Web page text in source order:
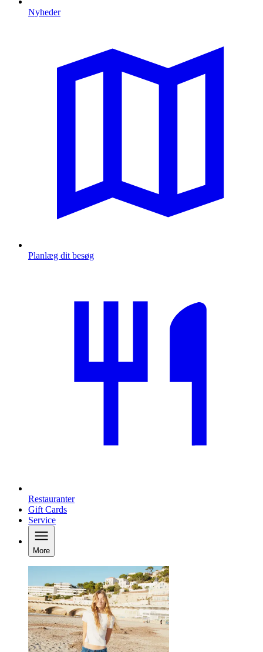
Nyheder
Planlæg dit besøg
Restauranter
Gift Cards
Service
More